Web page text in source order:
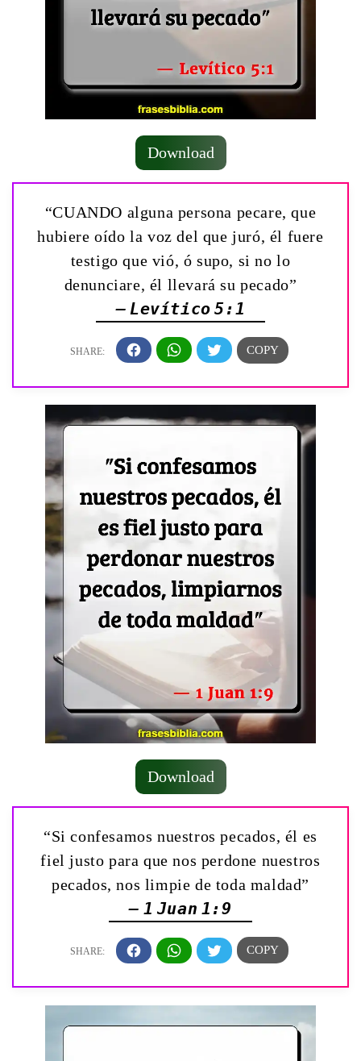
Download
“CUANDO alguna persona pecare, que
hubiere oído la voz del que juró, él fuere
testigo que vió, ó supo, si no lo
denunciare, él llevará su pecado”
— Levítico 5:1
Download
“Si confesamos nuestros pecados, él es
fiel justo para que nos perdone nuestros
pecados, nos limpie de toda maldad”
— 1 Juan 1:9